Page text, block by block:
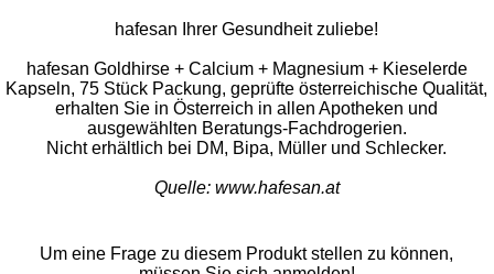
hafesan Ihrer Gesundheit zuliebe!
hafesan Goldhirse + Calcium + Magnesium + Kieselerde
Kapseln, 75 Stück Packung, geprüfte österreichische Qualität,
erhalten Sie in Österreich in allen Apotheken und
ausgewählten Beratungs-Fachdrogerien.
Nicht erhältlich bei DM, Bipa, Müller und Schlecker.
Quelle: www.hafesan.at
Um eine Frage zu diesem Produkt stellen zu können,